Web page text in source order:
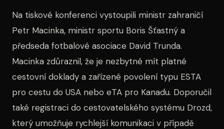
Na tiskové konferenci vystoupili ministr zahraničí
Petr Macinka, ministr sportu Boris Šťastný a
předseda fotbalové asociace David Trunda.
Macinka zdůraznil, že je nezbytné mít platné
cestovní doklady a zařízené povolení typu ESTA
pro cestu do USA nebo eTA pro Kanadu. Doporučil
také registraci do cestovatelského systému Drozd,
který umožňuje rychlejší komunikaci v případě